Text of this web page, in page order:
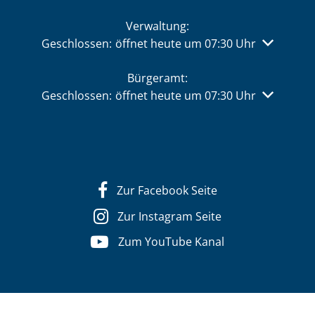
Verwaltung:
Klicken, um weitere Öffnungs- oder Schließzeiten
Geschlossen: öffnet heute um 07:30 Uhr
Bürgeramt:
Klicken, um weitere Öffnungs- oder Schließzeiten
Geschlossen: öffnet heute um 07:30 Uhr
Zur Facebook Seite
Zur Instagram Seite
Zum YouTube Kanal